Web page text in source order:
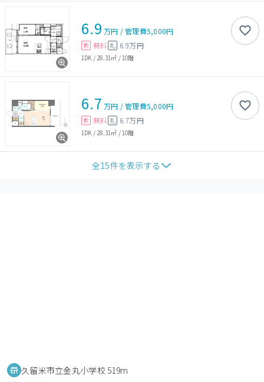
6.9 万円 /管理費5,000円
敷 無料 礼 6.9万円
1DK / 28.31㎡ / 10階
6.7 万円 /管理費5,000円
敷 無料 礼 6.7万円
1DK / 28.31㎡ / 10階
全15件を表示する
久留米市立金丸小学校 519m